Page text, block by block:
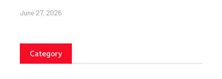
June 27, 2026
Category